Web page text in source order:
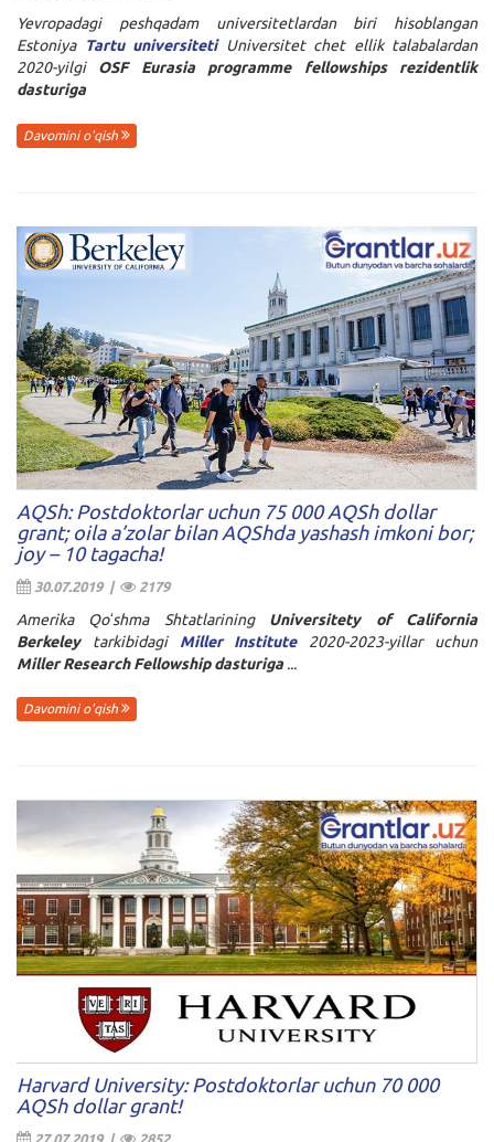
Yevropadagi peshqadam universitetlardan biri hisoblangan
Estoniya Tartu universitetiUniversitet chet ellik talabalardan
2020-yilgi OSF Eurasia programme fellowships
rezidentlik
dasturiga
Davomini o'qish
AQSh: Postdoktorlar uchun 75 000 AQSh dollar
grant; oila a’zolar bilan AQShda yashash imkoni bor;
joy – 10 tagacha!
30.07.2019 | 2179
Amerika Qoʻshma Shtatlarining Universitety of California
Berkeley tarkibidagi Miller Institute2020-2023-yillar uchun
Miller Research Fellowship dasturiga ...
Davomini o'qish
Harvard University: Postdoktorlar uchun 70 000
AQSh dollar grant!
27.07.2019 | 2852